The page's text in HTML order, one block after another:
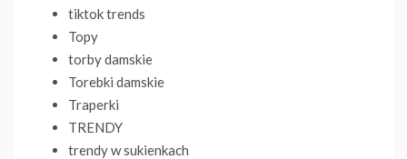
tiktok trends
Topy
torby damskie
Torebki damskie
Traperki
TRENDY
trendy w sukienkach